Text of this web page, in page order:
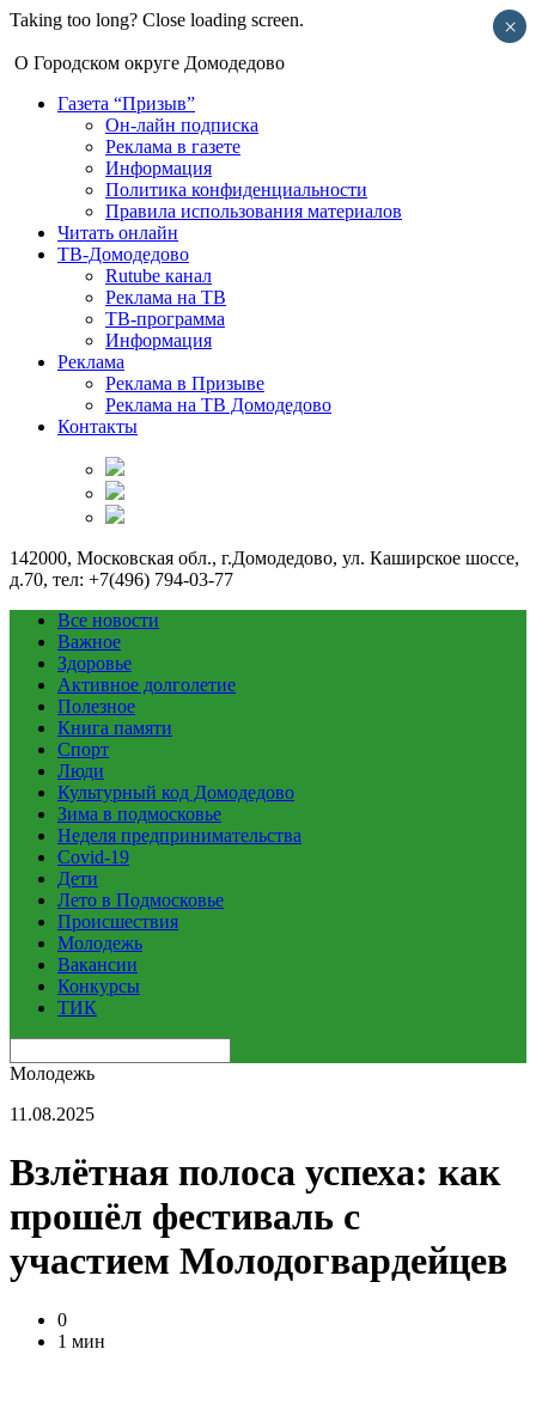
Taking too long? Close loading screen.
О Городском округе Домодедово
Газета “Призыв”
Он-лайн подписка
Реклама в газете
Информация
Политика конфиденциальности
Правила использования материалов
Читать онлайн
ТВ-Домодедово
Rutube канал
Реклама на ТВ
ТВ-программа
Информация
Реклама
Реклама в Призыве
Реклама на ТВ Домодедово
Контакты
142000, Московская обл., г.Домодедово, ул. Каширское шоссе,
д.70, тел: +7(496) 794-03-77
Все новости
Важное
Здоровье
Активное долголетие
Полезное
Книга памяти
Спорт
Люди
Культурный код Домодедово
Зима в подмосковье
Неделя предпринимательства
Covid-19
Дети
Лето в Подмосковье
Происшествия
Молодежь
Вакансии
Конкурсы
ТИК
Молодежь
11.08.2025
Взлётная полоса успеха: как
прошёл фестиваль с
участием Молодогвардейцев
0
1 мин
×